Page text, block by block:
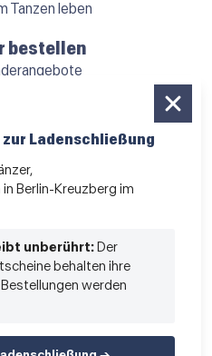
Tanzen leben
bestellen
• Datenschutz
Ladenschließung
Berlin-Kreuzberg im
unberührt: Der
behalten ihre
werden